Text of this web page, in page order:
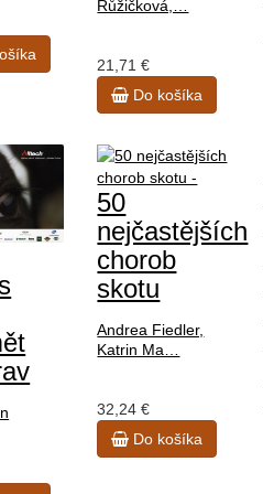
Růžičková,…
21,71 €
Do košíka
50
nejčastějších
chorob
skotu
Andrea Fiedler,
Katrin Ma…
32,24 €
Do košíka